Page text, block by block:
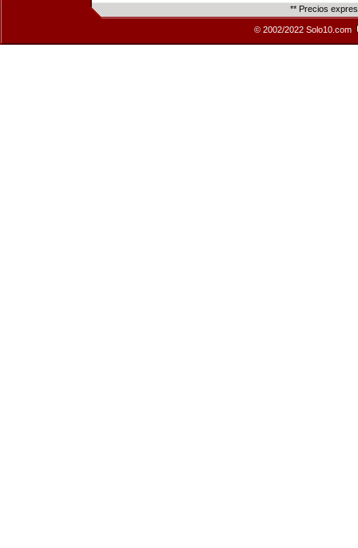
** Precios
© 2002/2022 Solo10.com